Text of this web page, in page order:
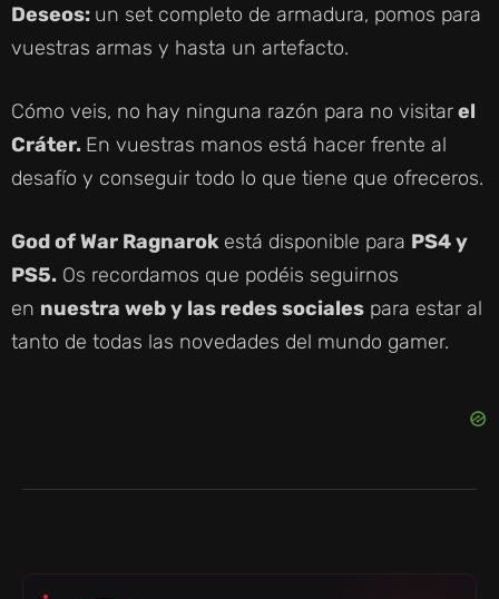
Deseos: un set completo de armadura, pomos para
vuestras armas y hasta un artefacto.
Cómo veis, no hay ninguna razón para no visitarel
Cráter. En vuestras manos está hacer frente al
desafío y conseguir todo lo que tiene que ofreceros.
God of War Ragnarok está disponible para PS4 y
PS5. Os recordamos que podéis seguirnos
en nuestra web y las redes sociales para estar al
tanto de todas las novedades del mundo gamer.